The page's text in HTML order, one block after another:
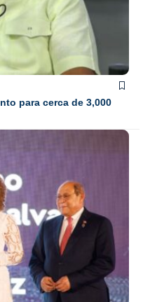
para cerca de 3,000